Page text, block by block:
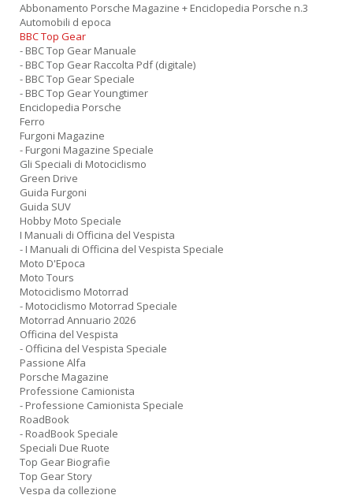
Abbonamento Porsche Magazine + Enciclopedia Porsche n.3
Automobili d epoca
BBC Top Gear
- BBC Top Gear Manuale
- BBC Top Gear Raccolta Pdf (digitale)
- BBC Top Gear Speciale
- BBC Top Gear Youngtimer
Enciclopedia Porsche
Ferro
Furgoni Magazine
- Furgoni Magazine Speciale
Gli Speciali di Motociclismo
Green Drive
Guida Furgoni
Guida SUV
Hobby Moto Speciale
I Manuali di Officina del Vespista
- I Manuali di Officina del Vespista Speciale
Moto D'Epoca
Moto Tours
Motociclismo Motorrad
- Motociclismo Motorrad Speciale
Motorrad Annuario 2026
Officina del Vespista
- Officina del Vespista Speciale
Passione Alfa
Porsche Magazine
Professione Camionista
- Professione Camionista Speciale
RoadBook
- RoadBook Speciale
Speciali Due Ruote
Top Gear Biografie
Top Gear Story
Vespa da collezione